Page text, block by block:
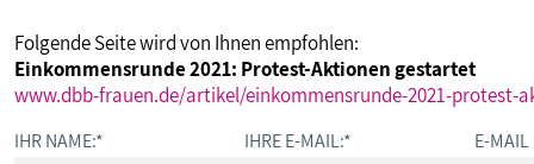
POSITIONEN
Folgende Seite wird von Ihnen empfohlen:
Einkommensrunde 2021: Protest-Aktionen gestartet
www.dbb-frauen.de/artikel/einkommensrunde-2021-protest-
IHR NAME:* IHRE E-MAIL:* E-MAIL